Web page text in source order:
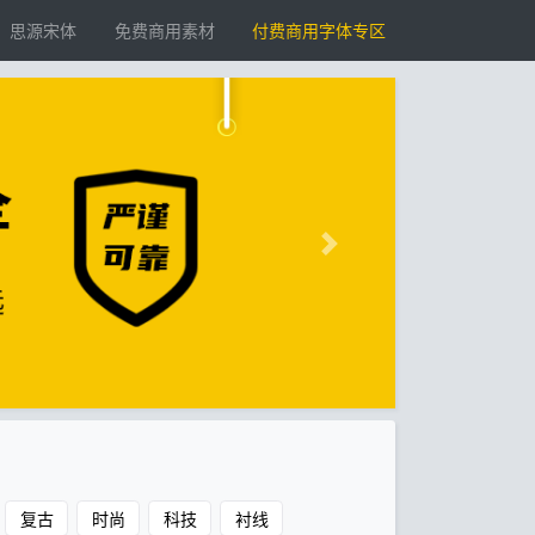
思源宋体 免费商用素材 付费商用字体专区
复古 时尚 科技 衬线